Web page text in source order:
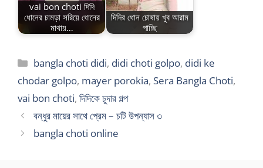
vai bon choti দিদি
ধোনের চামড়া সরিয়ে ধোনের
মাথায়…
দিদির ধোন চোষায় খুব আরাম
পাচ্ছি
Categories
bangla choti didi, didi choti golpo, didi ke
chodar golpo, mayer porokia, Sera Bangla Choti,
vai bon choti, দিদিকে চুদার গল্প
বন্ধুর মায়ের সাথে প্রেম – চটি উপন্যাস ৩
bangla choti online